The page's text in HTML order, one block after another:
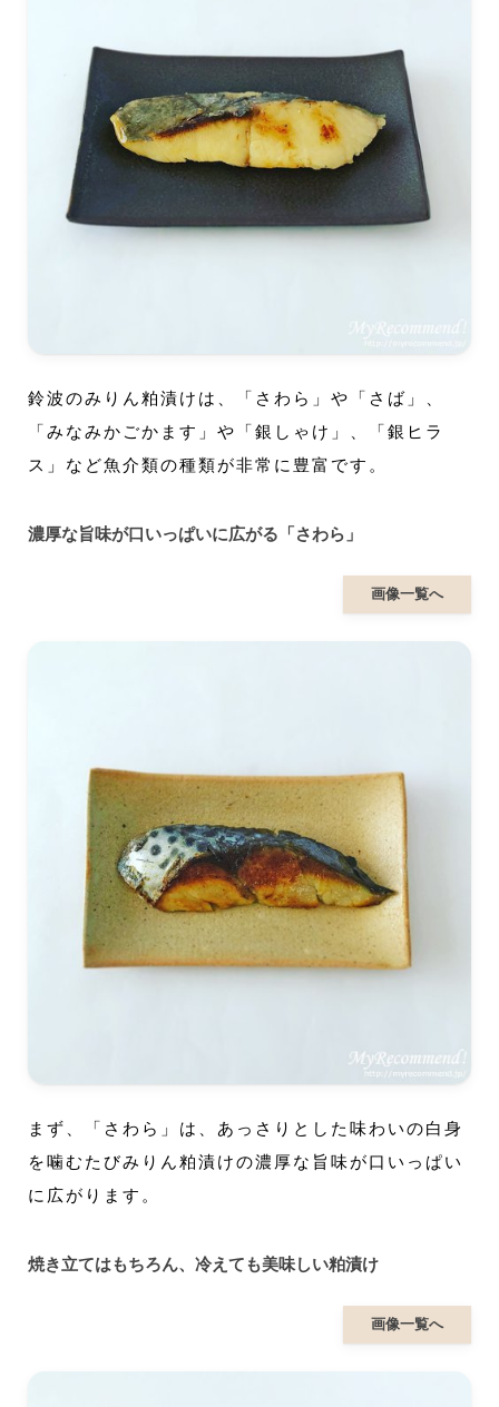
鈴波のみりん粕漬けは、「さわら」や「さば」、
「みなみかごかます」や「銀しゃけ」、「銀ヒラ
ス」など魚介類の種類が非常に豊富です。
濃厚な旨味が口いっぱいに広がる「さわら」
画像一覧へ
まず、「さわら」は、あっさりとした味わいの白身
を噛むたびみりん粕漬けの濃厚な旨味が口いっぱい
に広がります。
焼き立てはもちろん、冷えても美味しい粕漬け
画像一覧へ